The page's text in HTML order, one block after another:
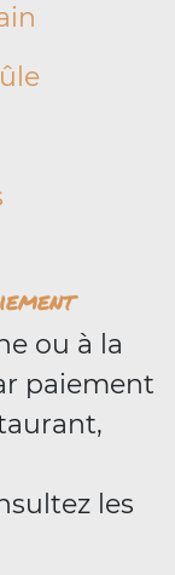
ou à la
paiement
les